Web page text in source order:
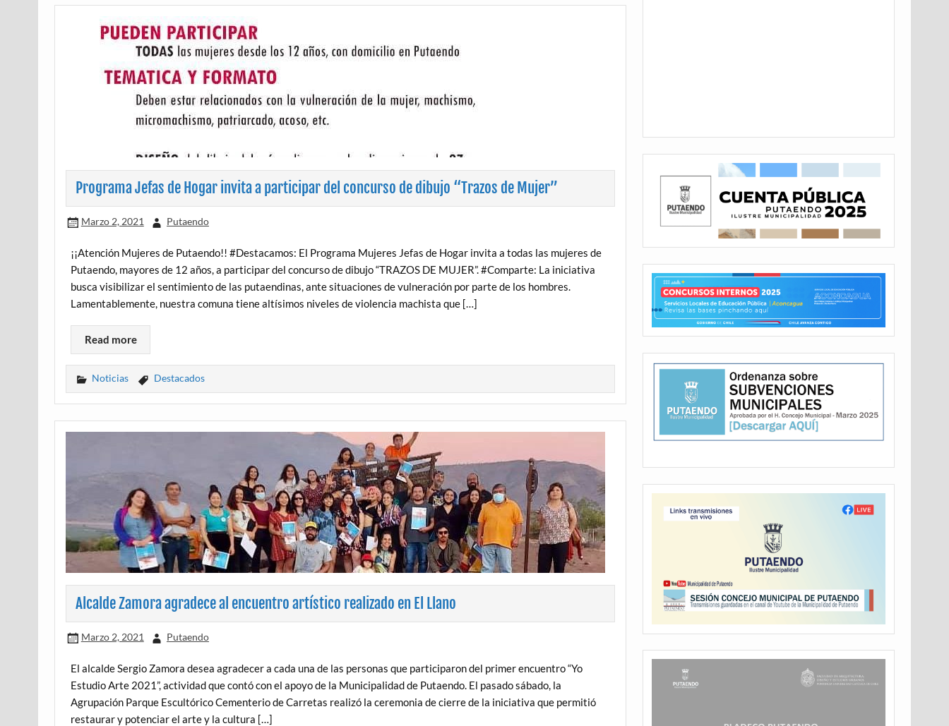
Programa Jefas de Hogar invita a participar del concurso de dibujo “Trazos de Mujer”
Marzo 2, 2021 Putaendo
¡¡Atención Mujeres de Putaendo!! #Destacamos: El Programa Mujeres Jefas de Hogar invita a todas las mujeres de
Putaendo, mayores de 12 años, a participar del concurso de dibujo “TRAZOS DE MUJER”. #Comparte: La iniciativa
busca visibilizar el sentimiento de las putaendinas, ante situaciones de vulneración por parte de los hombres.
Lamentablemente, nuestra comuna tiene altísimos niveles de violencia machista que […]
Read more
Noticias Destacados
Alcalde Zamora agradece al encuentro artístico realizado en El Llano
Marzo 2, 2021 Putaendo
El alcalde Sergio Zamora desea agradecer a cada una de las personas que participaron del primer encuentro “Yo
Estudio Arte 2021”, actividad que contó con el apoyo de la Municipalidad de Putaendo. El pasado sábado, la
Agrupación Parque Escultórico Cementerio de Carretas realizó la ceremonia de cierre de la iniciativa que permitió
restaurar y potenciar el arte y la cultura […]